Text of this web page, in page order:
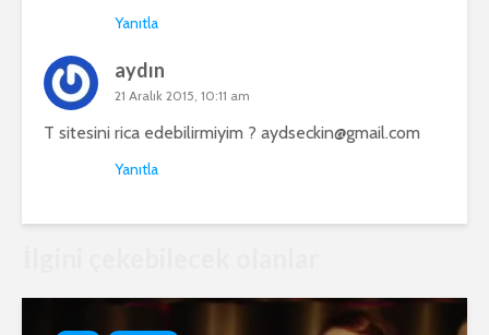
Yanıtla
aydın
21 Aralık 2015, 10:11 am
T sitesini rica edebilirmiyim ? aydseckin@gmail.com
Yanıtla